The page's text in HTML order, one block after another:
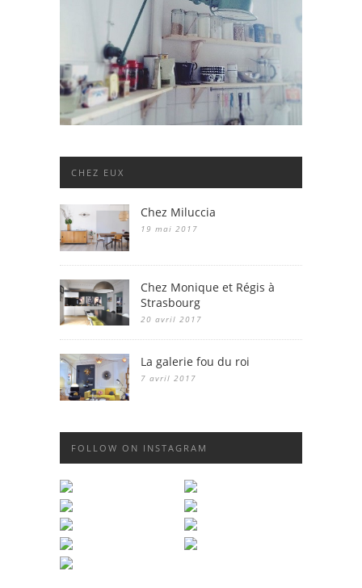
CHEZ EUX
Chez Miluccia
19 mai 2017
Chez Monique et Régis à
Strasbourg
20 avril 2017
La galerie fou du roi
7 avril 2017
FOLLOW ON INSTAGRAM